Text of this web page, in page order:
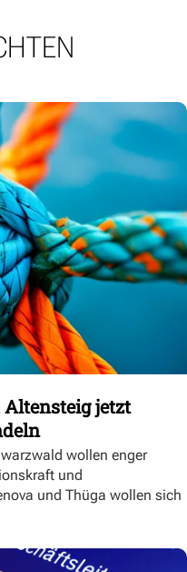
jetzt
wollen enger
und
und Thüga wollen sich